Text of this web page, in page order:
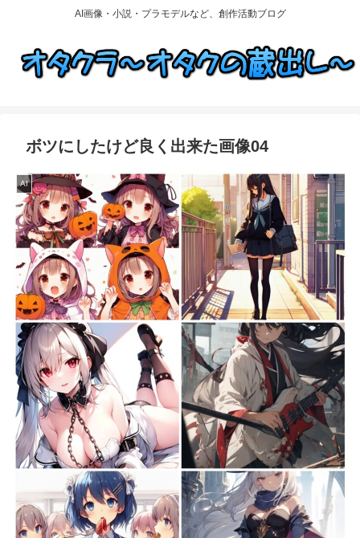
AI画像・小説・プラモデルなど、創作活動ブログ
ボツにしたけど良く出来た画像04
AI